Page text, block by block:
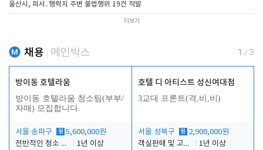
울산시, 피서․행락지 주변 불법행위 19건 적발
더보기
채용 메인박스 1 / 3
방이동 호텔라움
방이동 호텔라움 청소팀(부부/
자매) 모집합니다.
서울 송파구 월 5,600,000원
전반적인 청소 업무(객실청소.객실정리)
1년 이상
호텔 디 아티스트 성신여대점
3교대 프론트(격,비,비)
서울 성북구 월 2,900,000원
객실판매 및 고객응대
1년 이상